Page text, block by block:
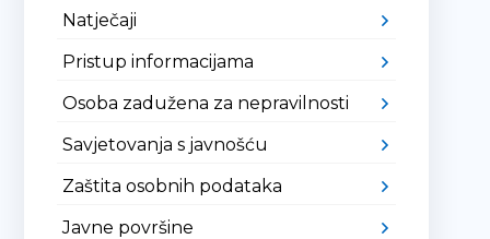
Natječaji
Pristup informacijama
Osoba zadužena za nepravilnosti
Savjetovanja s javnošću
Zaštita osobnih podataka
Javne površine